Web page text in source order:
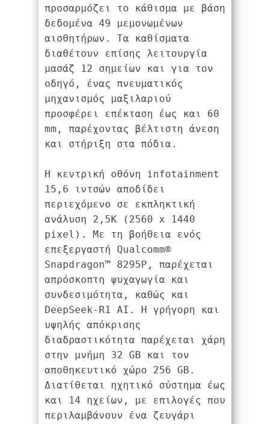
προσαρμόζει το κάθισμα με βάση
δεδομένα 49 μεμονωμένων
αισθητήρων. Τα καθίσματα
διαθέτουν επίσης λειτουργία
μασάζ 12 σημείων και για τον
οδηγό, ένας πνευματικός
μηχανισμός μαξιλαριού
προσφέρει επέκταση έως και 60
mm, παρέχοντας βέλτιστη άνεση
και στήριξη στα πόδια.
Η κεντρική οθόνη infotainment
15,6 ιντσών αποδίδει
περιεχόμενο σε εκπληκτική
ανάλυση 2,5K (2560 x 1440
pixel). Με τη βοήθεια ενός
επεξεργαστή Qualcomm®
Snapdragon™ 8295P, παρέχεται
απρόσκοπτη ψυχαγωγία και
συνδεσιμότητα, καθώς και
DeepSeek-R1 AI. Η γρήγορη και
υψηλής απόκρισης
διαδραστικότητα παρέχεται χάρη
στην μνήμη 32 GB και τον
αποθηκευτικό χώρο 256 GB.
Διατίθεται ηχητικό σύστημα έως
και 14 ηχείων, με επιλογές που
περιλαμβάνουν ένα ζευγάρι